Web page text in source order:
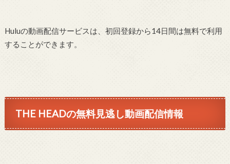
Huluの動画配信サービスは、初回登録から14日間は無料で利用
することができます。
THE HEADの無料見逃し動画配信情報